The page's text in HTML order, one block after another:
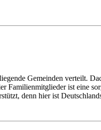
Gemeinden verteilt.
Familienmitglieder ist eine
denn hier ist